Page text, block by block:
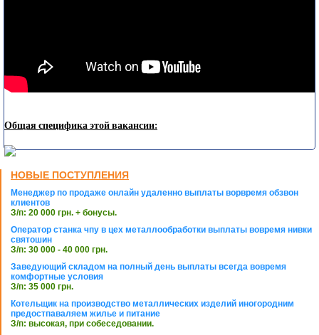
Общая специфика этой вакансии:
НОВЫЕ ПОСТУПЛЕНИЯ
Менеджер по продаже онлайн удаленно выплаты ворвремя обзвон
клиентов
З/п: 20 000 грн. + бонусы.
Оператор станка чпу в цех металлообработки выплаты вовремя нивки
святошин
З/п: 30 000 - 40 000 грн.
Заведующий складом на полный день выплаты всегда вовремя
комфортные условия
З/п: 35 000 грн.
Котельщик на производство металлических изделий иногородним
предостпаваляем жилье и питание
З/п: высокая, при собеседовании.